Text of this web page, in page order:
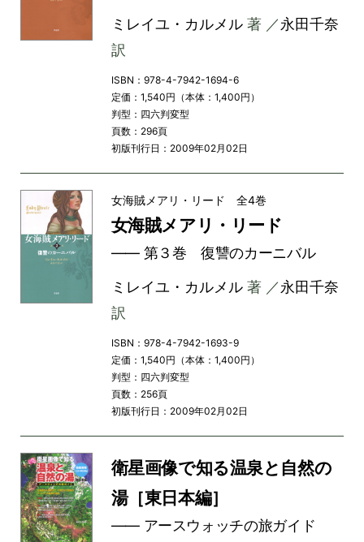
ミレイユ・カルメル著 ／永田千奈
訳
ISBN：978-4-7942-1694-6
定価：1,540円（本体：1,400円）
判型：四六判変型
頁数：296頁
初版刊行日：2009年02月02日
女海賊メアリ・リード 全4巻
女海賊メアリ・リード
―― 第３巻 復讐のカーニバル
ミレイユ・カルメル著 ／永田千奈
訳
ISBN：978-4-7942-1693-9
定価：1,540円（本体：1,400円）
判型：四六判変型
頁数：256頁
初版刊行日：2009年02月02日
衛星画像で知る温泉と自然の
湯［東日本編］
―― アースウォッチの旅ガイド